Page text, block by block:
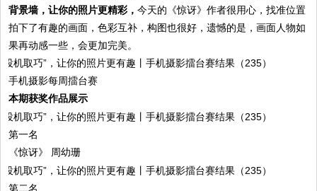
背景墙，让你的照片更精彩，今天的《惊讶》作者很用心，找准位置
拍下了有趣的画面，色彩互补，构图也很好，遗憾的是，画面人物如
果再动感一些，会更加完美。
手机摄影每周擂台赛
本期获奖作品展示
第一名
《惊讶》 周幼珊
第二名